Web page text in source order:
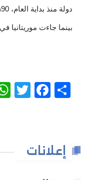
بينما جاءت موريتانيا
Share
إعلانات